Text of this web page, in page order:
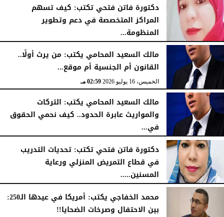
دكتورة فاتن فتحي تكتب: كيف تسهم
المراكز المتخصصة في دعم وتطوير
المنظومة...
الخميس، 23 يوليو 2026
مالك السعيد المحامي يكتب: من يرث أولًا..
القانون أم الجنسية أم موقع...
الخميس، 16 يوليو 2026 02:59 مـ
مالك السعيد المحامي يكتب: التركات
والمواريث عابرة الحدود.. كيف نحمي الحقوق
في...
الأحد، 12 يوليو 2026 06:50 مـ
دكتورة فاتن فتحي تكتب: تحديات التدريب
في قطاع التمريض المنزلي ورعاية
المسنين.....
السبت، 11 يوليو 2026 10:57 مـ
محمد الخفاجي يكتب: أمريكا في عيدها الـ250:
بين الاحتفال وصرخات الضحايا!!